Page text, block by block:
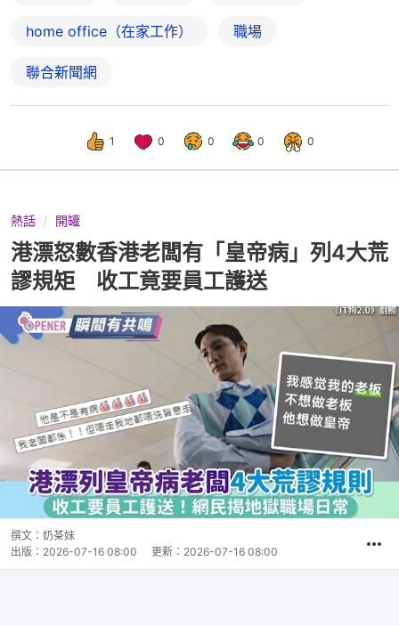
home office（在家工作） 職場
聯合新聞網
1 0 0 0 0
熱話 開罐
港漂怒數香港老闆有「皇帝病」列4大荒
謬規矩 收工竟要員工護送
撰文： 奶茶妹
出版： 2026-07-16 08:00 更新： 2026-07-16 08:00